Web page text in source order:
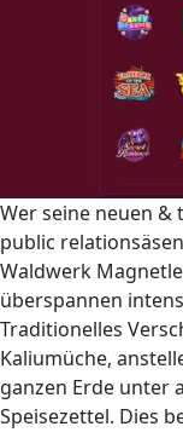
Wer seine neuen &
public
Waldwerk
überspannen
Traditionelles
Kaliumüche,
ganzen Erde unter
Speisezettel. Dies